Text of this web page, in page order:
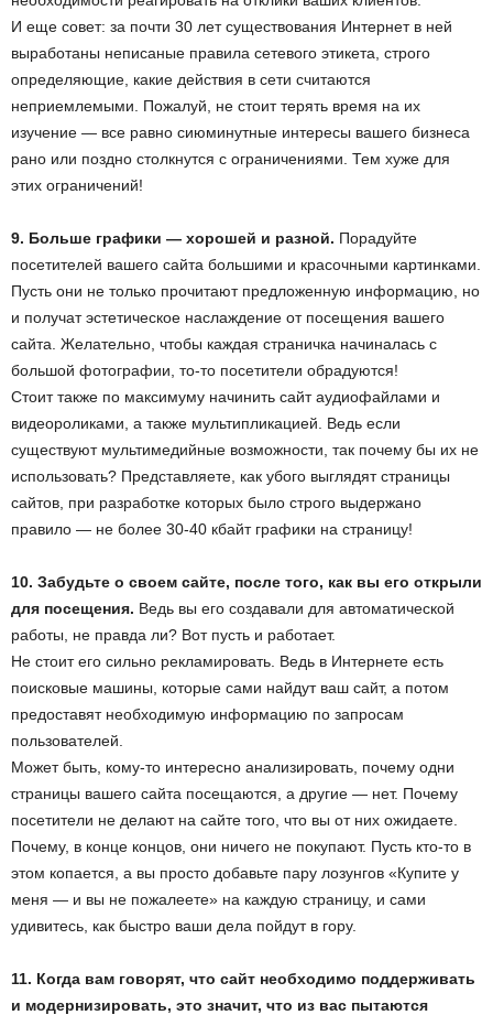
И еще совет: за почти 30 лет существования Интернет в ней
выработаны неписаные правила сетевого этикета, строго
определяющие, какие действия в сети считаются
неприемлемыми. Пожалуй, не стоит терять время на их
изучение — все равно сиюминутные интересы вашего бизнеса
рано или поздно столкнутся с ограничениями. Тем хуже для
этих ограничений!
9. Больше графики — хорошей и разной. Порадуйте
посетителей вашего сайта большими и красочными картинками.
Пусть они не только прочитают предложенную информацию, но
и получат эстетическое наслаждение от посещения вашего
сайта. Желательно, чтобы каждая страничка начиналась с
большой фотографии, то-то посетители обрадуются!
Стоит также по максимуму начинить сайт аудиофайлами и
видеороликами, а также мультипликацией. Ведь если
существуют мультимедийные возможности, так почему бы их не
использовать? Представляете, как убого выглядят страницы
сайтов, при разработке которых было строго выдержано
правило — не более 30-40 кбайт графики на страницу!
10. Забудьте о своем сайте, после того, как вы его открыли
для посещения. Ведь вы его создавали для автоматической
работы, не правда ли? Вот пусть и работает.
Не стоит его сильно рекламировать. Ведь в Интернете есть
поисковые машины, которые сами найдут ваш сайт, а потом
предоставят необходимую информацию по запросам
пользователей.
Может быть, кому-то интересно анализировать, почему одни
страницы вашего сайта посещаются, а другие — нет. Почему
посетители не делают на сайте того, что вы от них ожидаете.
Почему, в конце концов, они ничего не покупают. Пусть кто-то в
этом копается, а вы просто добавьте пару лозунгов «Купите у
меня — и вы не пожалеете» на каждую страницу, и сами
удивитесь, как быстро ваши дела пойдут в гору.
11. Когда вам говорят, что сайт необходимо поддерживать
и модернизировать, это значит, что из вас пытаются